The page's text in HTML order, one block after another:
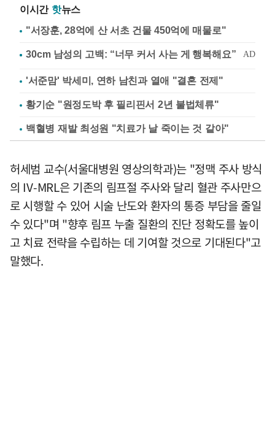
이시간 핫뉴스
"서장훈, 28억에 산 서초 건물 450억에 매물로"
'서준맘' 박세미, 연하 남친과 열애 "결혼 전제"
황기순 "원정도박 후 필리핀서 2년 불법체류"
백혈병 재발 최성원 "치료가 날 죽이는 것 같아"
허세범 교수(서울대병원 영상의학과)는 "정맥 주사 방식
의 IV-MRL은 기존의 림프절 주사와 달리 혈관 주사만으
로 시행할 수 있어 시술 난도와 환자의 통증 부담을 줄일
수 있다"며 "향후 림프 누출 질환의 진단 정확도를 높이
고 치료 전략을 수립하는 데 기여할 것으로 기대된다"고
말했다.